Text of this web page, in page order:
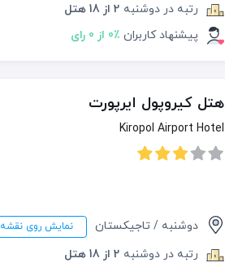
رتبه در دوشنبه 2 از 18 هتل
پیشنهاد کاربران 0٪ از 0 رای
هتل کیروپول ایرپورت
Kiropol Airport Hotel
دوشنبه / تاجیکستان نمایش روی نقشه
رتبه در دوشنبه 2 از 18 هتل